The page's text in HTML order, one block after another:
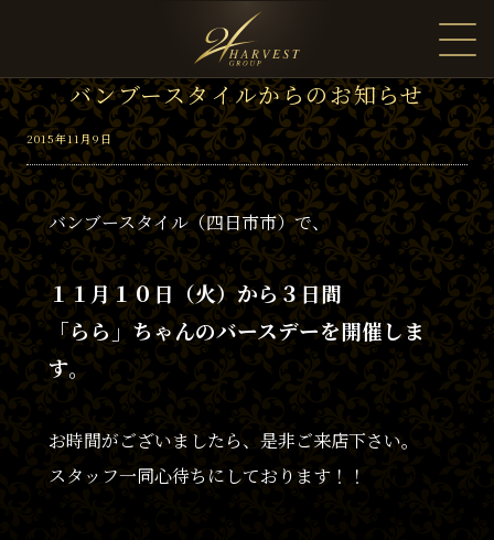
バンブースタイルからのお知らせ
2015年11月9日
バンブースタイル（四日市市）で、
１１月１０日（火）から３日間
「らら」ちゃんのバースデーを開催しま
す。
お時間がございましたら、是非ご来店下さい。
スタッフ一同心待ちにしております！！